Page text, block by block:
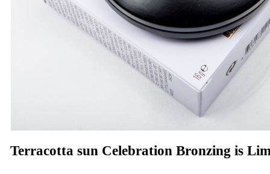
Terracotta sun Celebration Bronzing is